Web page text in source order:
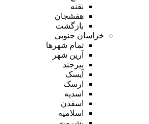
نقنه
هفشجان
بازگشت
خراسان جنوبی
تمام شهر‌ها
آرین شهر
بیرجند
آیسک
ارسک
اسدیه
اسفدن
اسلامیه